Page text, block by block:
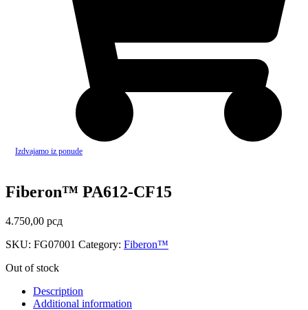
Izdvajamo iz ponude
Fiberon™ PA612-CF15
4.750,00 рсд
SKU: FG07001 Category: Fiberon™
Out of stock
Description
Additional information